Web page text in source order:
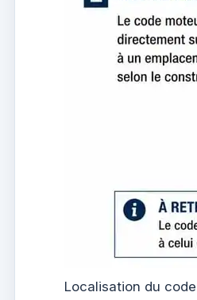
Localisation du